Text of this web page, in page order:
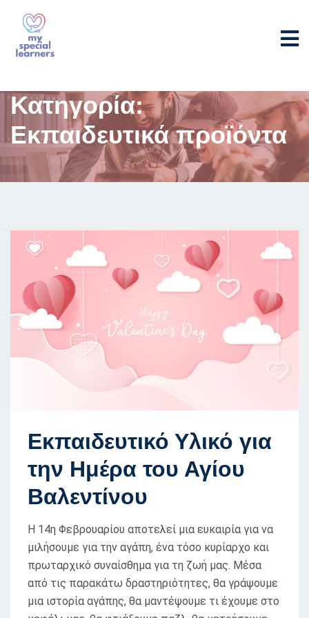
Κατηγορία:
Εκπαιδευτικά προϊόντα
Εκπαιδευτικό Υλικό για
την Ημέρα του Αγίου
Βαλεντίνου
H 14η Φεβρουαρίου αποτελεί μια ευκαιρία για να
μιλήσουμε για την αγάπη, ένα τόσο κυρίαρχο και
πρωταρχικό συναίσθημα για τη ζωή μας. Μέσα
από τις παρακάτω δραστηριότητες, θα γράψουμε
μια ιστορία αγάπης, θα μαντέψουμε τι έχουμε στο